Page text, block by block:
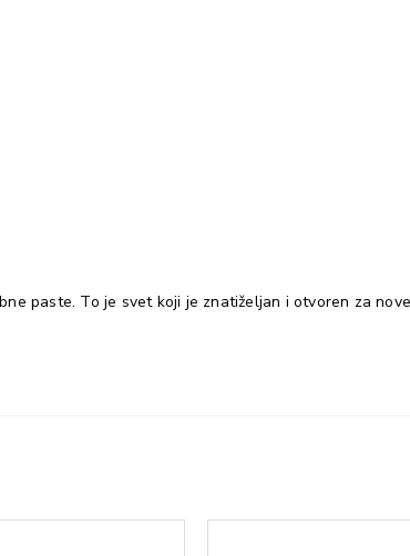
paste. To je svet koji je znatiželjan i otvoren za